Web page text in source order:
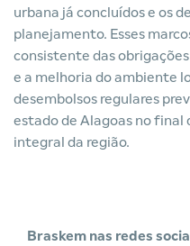
urbana já concluídos e os
planejamento. Esses
consistente das
e a melhoria do ambiente
desembolsos regulares
estado de Alagoas no final
integral da região.
Braskem nas redes